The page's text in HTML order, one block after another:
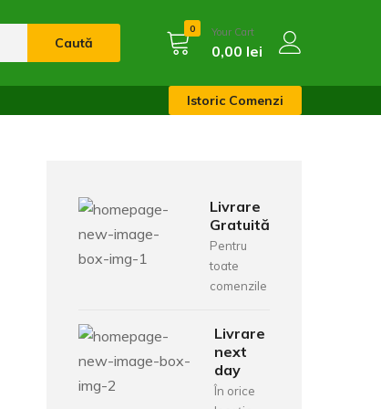
Caută
0 Your Cart
0,00 lei
Istoric Comenzi
Livrare
Gratuită
Pentru
toate
comenzile
Livrare
next
day
În orice